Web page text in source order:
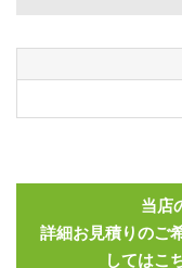
当店
詳細お見積りのご
してはこ